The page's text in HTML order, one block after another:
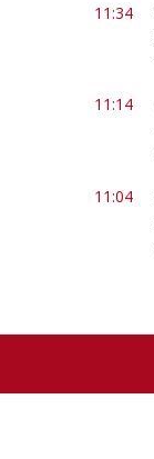
11:34
11:14
11:04